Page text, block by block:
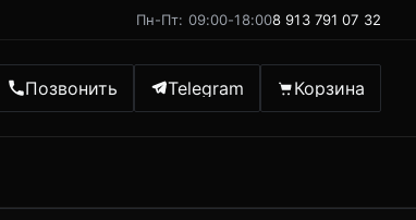
Пн-Пт: 09:00-18:008 913 791 07 32
Позвонить Telegram Корзина